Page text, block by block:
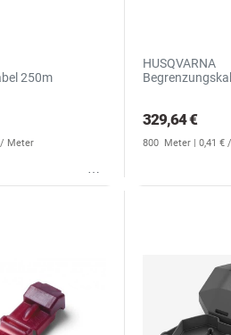
250m
/ Meter
HUSQVARNA
329,64 €
800 Meter | 0,41 €